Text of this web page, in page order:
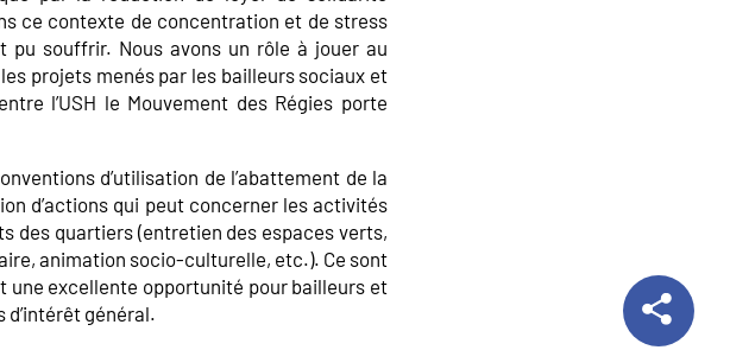
ce contexte de concentration et de stress
pu souffrir. Nous avons un rôle à jouer au
projets menés par les bailleurs sociaux et
l’USH le Mouvement des Régies porte
d’utilisation de l’abattement de la
d’actions qui peut concerner les activités
des quartiers (entretien des espaces verts,
animation socio-culturelle, etc.). Ce sont
excellente opportunité pour bailleurs et
général.